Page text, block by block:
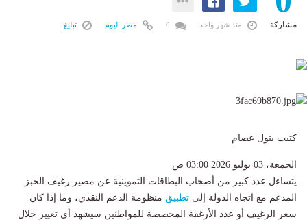
مشاركة منذ شهر واحد مصر اليوم تبليغ
كتبت بتول عصام
الجمعة، 03 يوليو 2026 03:00 ص
يتساءل عدد كبير من أصحاب البطاقات التموينية عن مصير رغيف الخبز
المدعم مع اتجاه الدولة إلى تطبيق منظومة الدعم النقدي، وما إذا كان
سعر الرغيف أو عدد الأرغفة المخصصة للمواطنين سيشهد أي تغيير خلال